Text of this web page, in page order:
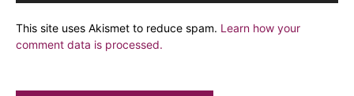
This site uses Akismet to reduce spam. Learn how your
comment data is processed.